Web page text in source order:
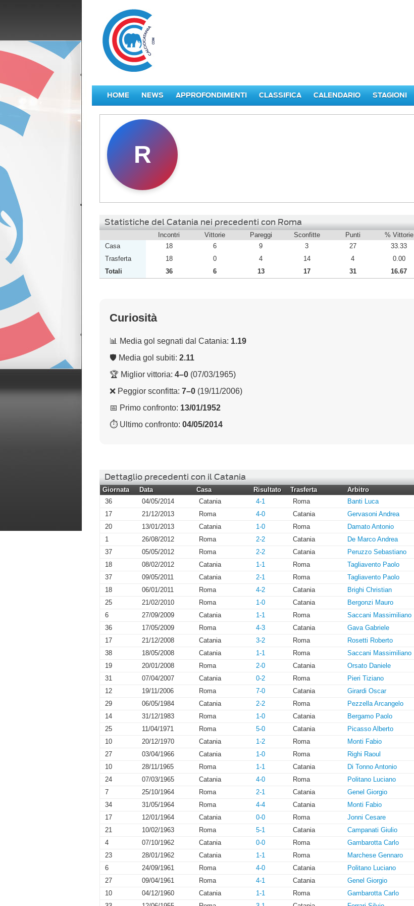
HOME NEWS APPROFONDIMENTI CLASSIFICA CALENDARIO STAGIONI
R
Statistiche del Catania nei precedenti con Roma
Incontri Vittorie Pareggi Sconfitte Punti
% Vittorie
Casa
18 6 9 3 27
33.33
Trasferta
18 0 4 14 4
0.00
Totali
36 6 13 17 31 16.67
Curiosità
📊 Media gol segnati dal Catania: 1.19
🛡 Media gol subiti: 2.11
🏆 Miglior vittoria: 4–0 (07/03/1965)
❌ Peggior sconfitta: 7–0 (19/11/2006)
📅 Primo confronto: 13/01/1952
⏱ Ultimo confronto: 04/05/2014
Dettaglio precedenti con il Catania
Giornata Data Casa Risultato Trasferta
Arbitro
36
04/05/2014 Catania 4-1 Roma
Banti Luca
17
21/12/2013 Roma 4-0 Catania
Gervasoni Andrea
20
13/01/2013 Catania 1-0 Roma
Damato Antonio
1
26/08/2012 Roma 2-2 Catania
De Marco Andrea
37
05/05/2012 Roma 2-2 Catania
Peruzzo Sebastiano
18
08/02/2012 Catania 1-1 Roma
Tagliavento Paolo
37
09/05/2011 Catania 2-1 Roma
Tagliavento Paolo
18
06/01/2011 Roma 4-2 Catania
Brighi Christian
25
21/02/2010 Roma 1-0 Catania
Bergonzi Mauro
6
27/09/2009 Catania 1-1 Roma
Saccani Massimiliano
36
17/05/2009 Roma 4-3 Catania
Gava Gabriele
17
21/12/2008 Catania 3-2 Roma
Rosetti Roberto
38
18/05/2008 Catania 1-1 Roma
Saccani Massimiliano
19
20/01/2008 Roma 2-0 Catania
Orsato Daniele
31
07/04/2007 Catania 0-2 Roma
Pieri Tiziano
12
19/11/2006 Roma 7-0 Catania
Girardi Oscar
29
06/05/1984 Catania 2-2 Roma
Pezzella Arcangelo
14
31/12/1983 Roma 1-0 Catania
Bergamo Paolo
25
11/04/1971 Roma 5-0 Catania
Picasso Alberto
10
20/12/1970 Catania 1-2 Roma
Monti Fabio
27
03/04/1966 Catania 1-0 Roma
Righi Raoul
10
28/11/1965 Roma 1-1 Catania
Di Tonno Antonio
24
07/03/1965 Catania 4-0 Roma
Politano Luciano
7
25/10/1964 Roma 2-1 Catania
Genel Giorgio
34
31/05/1964 Roma 4-4 Catania
Monti Fabio
17
12/01/1964 Catania 0-0 Roma
Jonni Cesare
21
10/02/1963 Roma 5-1 Catania
Campanati Giulio
4
07/10/1962 Catania 0-0 Roma
Gambarotta Carlo
23
28/01/1962 Catania 1-1 Roma
Marchese Gennaro
6
24/09/1961 Roma 4-0 Catania
Politano Luciano
27
09/04/1961 Roma 4-1 Catania
Genel Giorgio
10
04/12/1960 Catania 1-1 Roma
Gambarotta Carlo